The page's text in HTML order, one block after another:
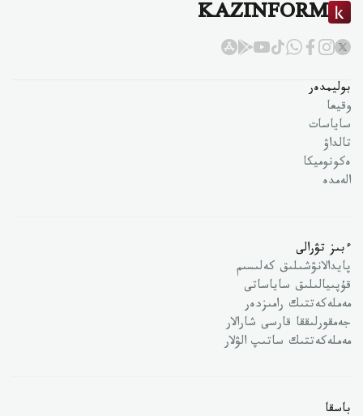
KAZINFORM
بوليمدەر
وقيعا
ساياسات
تالداۋ
ەكونوميكا
الەمدە
ءبىز تۋرالى
پايدالانۋشىلىق كەلىسىم
قۇپىيالىلىق ساياساتى
مەملەكەتتىك رامىزدەر
جەمقورلىققا قارسى شارالار
مەملەكەتتىك ساتىپ الۋلار
باسقا